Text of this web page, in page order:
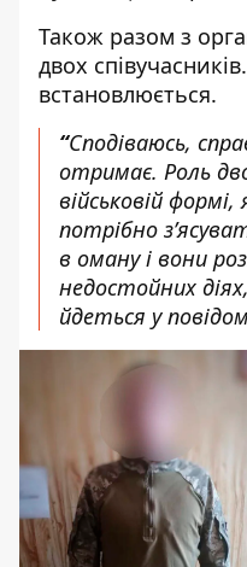
Також разом з
двох
встановлюється.
“Сподіваюсь,
отримає. Роль
військовій
потрібно
в оману і вони
недостойних
йдеться у